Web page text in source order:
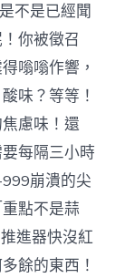
不是已經聞
你被徵召
嗡嗡作響，
味？等等！
慮味！還
每隔三小時
崩潰的尖
點不是蒜
進器快沒紅
餘的東西！